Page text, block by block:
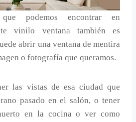
podemos encontrar en
vinilo ventana también es
abrir una ventana de mentira
o fotografía que queramos.
las vistas de esa ciudad que
pasado en el salón, o tener
en la cocina o ver como